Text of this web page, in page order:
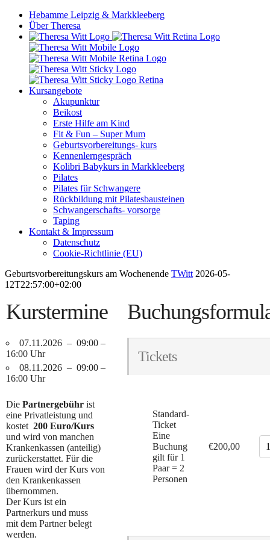
Hebamme Leipzig & Markkleeberg
Über Theresa
Kursangebote
Akupunktur
Beikost
Erste Hilfe am Kind
Fit & Fun – Super Mum
Geburtsvorbereitungs- kurs
Kennenlerngespräch
Kolibri Babykurs in Markkleeberg
Pilates
Pilates für Schwangere
Rückbildung mit Pilatesbausteinen
Schwangerschafts- vorsorge
Taping
Kontakt & Impressum
Datenschutz
Cookie-Richtlinie (EU)
Geburtsvorbereitungskurs am Wochenende TWitt 2026-05-
12T22:57:00+02:00
Kurstermine
07.11.2026 – 09:00 –
16:00 Uhr
08.11.2026 – 09:00 –
16:00 Uhr
Die Partnergebühr ist
eine Privatleistung und
kostet 200 Euro/Kurs
und wird von manchen
Krankenkassen (anteilig)
zurückerstattet. Für die
Frauen wird der Kurs von
den Krankenkassen
übernommen.
Der Kurs ist ein
Partnerkurs und muss
mit dem Partner belegt
werden.
Tickets
Standard-
Ticket
Eine
Buchung
gilt für 1
Paar = 2
Personen
€200,00